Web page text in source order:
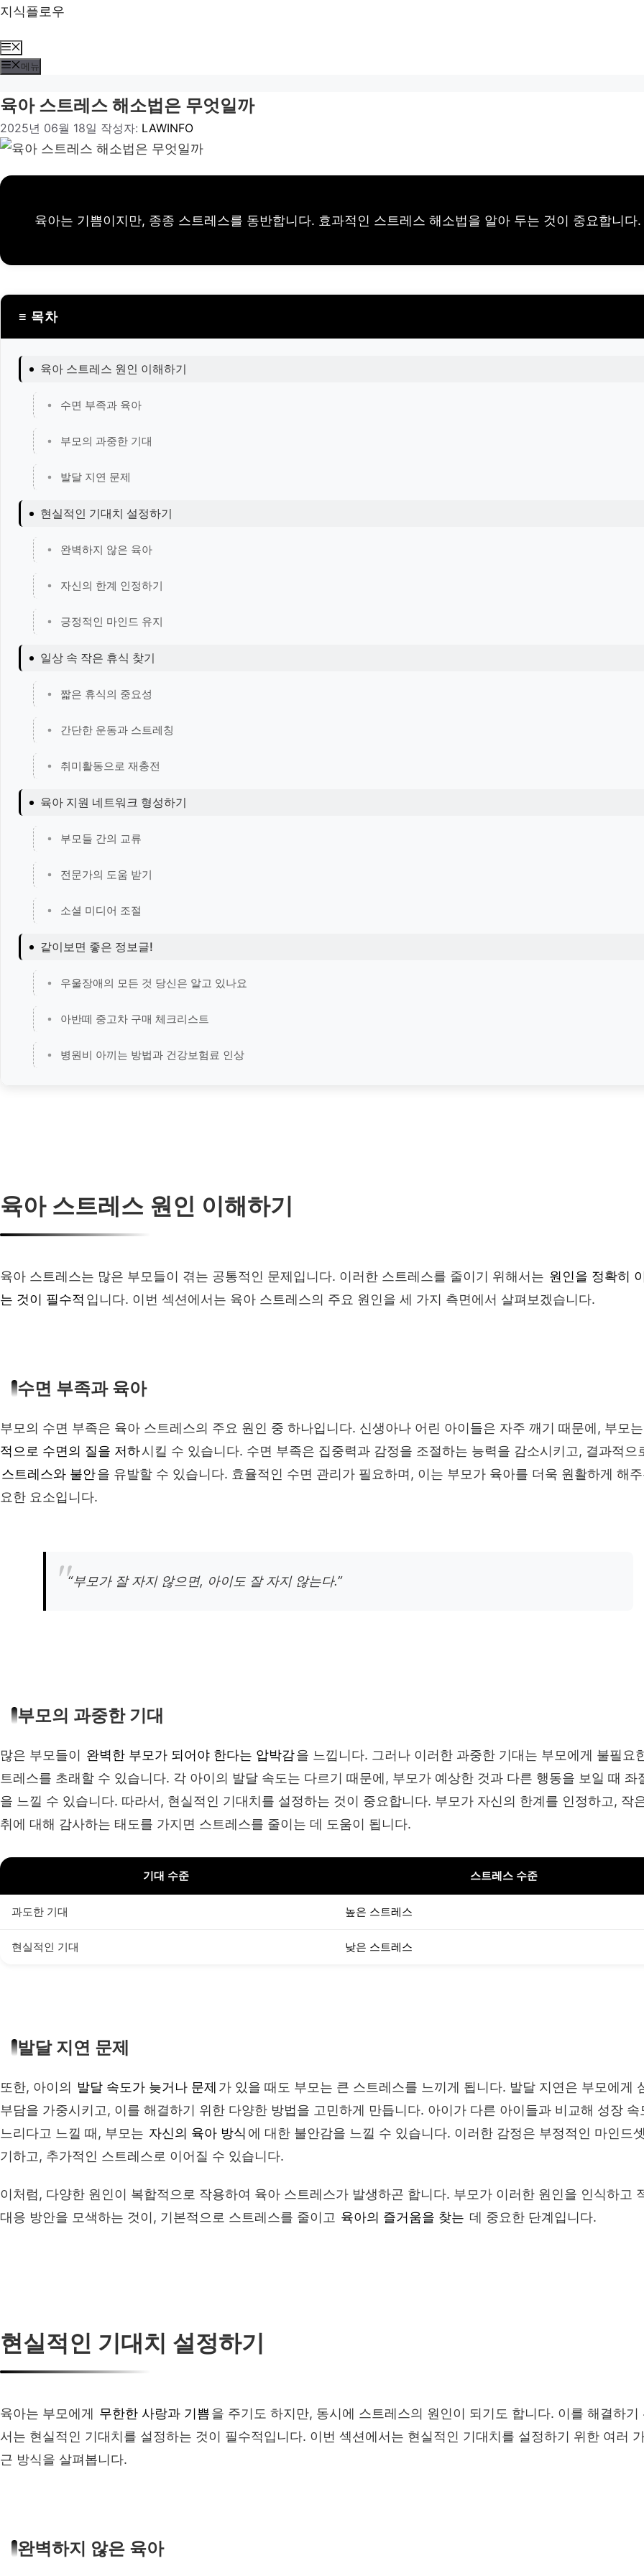
컨
츠
로
너
기
지식플로우
메
뉴
메뉴
육아 스트레스 해소법은 무엇일까
2025년 06월 18일 작성자: LAWINFO
육아는 기쁨이지만, 종종 스트레스를 동반합니다. 효과적인 스트레스 해소법을 알아 두는 것이 중요합니다.
≡ 목차
육아 스트레스 원인 이해하기
수면 부족과 육아
부모의 과중한 기대
발달 지연 문제
현실적인 기대치 설정하기
완벽하지 않은 육아
자신의 한계 인정하기
긍정적인 마인드 유지
일상 속 작은 휴식 찾기
짧은 휴식의 중요성
간단한 운동과 스트레칭
취미활동으로 재충전
육아 지원 네트워크 형성하기
부모들 간의 교류
전문가의 도움 받기
소셜 미디어 조절
같이보면 좋은 정보글!
우울장애의 모든 것 당신은 알고 있나요
아반떼 중고차 구매 체크리스트
병원비 아끼는 방법과 건강보험료 인상
육아 스트레스 원인 이해하기
육아 스트레스는 많은 부모들이 겪는 공통적인 문제입니다. 이러한 스트레스를 줄이기 위해서는 원인을 정확히
는 것이 필수적 입니다. 이번 섹션에서는 육아 스트레스의 주요 원인을 세 가지 측면에서 살펴보겠습니다.
수면 부족과 육아
부모의 수면 부족은 육아 스트레스의 주요 원인 중 하나입니다. 신생아나 어린 아이들은 자주 깨기 때문에, 부모
적으로 수면의 질을 저하시킬 수 있습니다. 수면 부족은 집중력과 감정을 조절하는 능력을 감소시키고, 결과적으
스트레스와 불안을 유발할 수 있습니다. 효율적인 수면 관리가 필요하며, 이는 부모가 육아를 더욱 원활하게 해
요한 요소입니다.
“부모가 잘 자지 않으면, 아이도 잘 자지 않는다.”
부모의 과중한 기대
많은 부모들이 완벽한 부모가 되어야 한다는 압박감을 느낍니다. 그러나 이러한 과중한 기대는 부모에게 불필요
트레스를 초래할 수 있습니다. 각 아이의 발달 속도는 다르기 때문에, 부모가 예상한 것과 다른 행동을 보일 때 좌
을 느낄 수 있습니다. 따라서, 현실적인 기대치를 설정하는 것이 중요합니다. 부모가 자신의 한계를 인정하고, 작
취에 대해 감사하는 태도를 가지면 스트레스를 줄이는 데 도움이 됩니다.
기대 수준 스트레스 수준
과도한 기대 높은 스트레스
현실적인 기대 낮은 스트레스
발달 지연 문제
또한, 아이의 발달 속도가 늦거나 문제 가 있을 때도 부모는 큰 스트레스를 느끼게 됩니다. 발달 지연은 부모에게
부담을 가중시키고, 이를 해결하기 위한 다양한 방법을 고민하게 만듭니다. 아이가 다른 아이들과 비교해 성장 속
느리다고 느낄 때, 부모는 자신의 육아 방식 에 대한 불안감을 느낄 수 있습니다. 이러한 감정은 부정적인 마인드
기하고, 추가적인 스트레스로 이어질 수 있습니다.
이처럼, 다양한 원인이 복합적으로 작용하여 육아 스트레스가 발생하곤 합니다. 부모가 이러한 원인을 인식하고
대응 방안을 모색하는 것이, 기본적으로 스트레스를 줄이고 육아의 즐거움을 찾는 데 중요한 단계입니다.
현실적인 기대치 설정하기
육아는 부모에게 무한한 사랑과 기쁨을 주기도 하지만, 동시에 스트레스의 원인이 되기도 합니다. 이를 해결하기
서는 현실적인 기대치를 설정하는 것이 필수적입니다. 이번 섹션에서는 현실적인 기대치를 설정하기 위한 여러
근 방식을 살펴봅니다.
완벽하지 않은 육아